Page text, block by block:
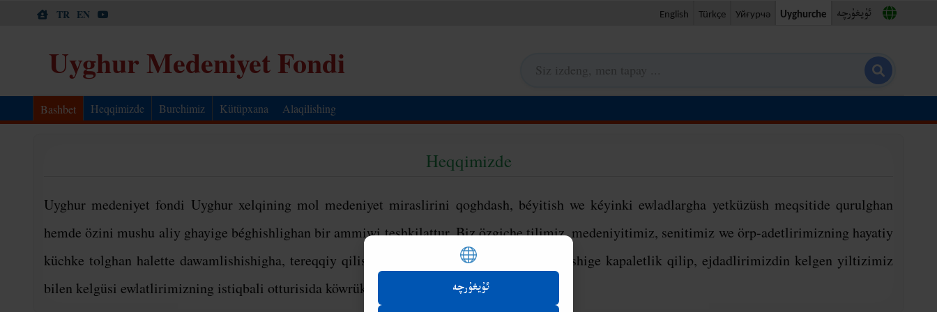
ئۇيغۇرچە Uyghurche
Уйғурчә
Türkçe
English
Uyghur Medeniyet Fondi
Search
for:
Bashbet Heqqimizde Burchimiz Kütüpxana Alaqilishing
Heqqimizde
Uyghur medeniyet fondi Uyghur xelqining mol medeniyet miraslirini qoghdash, béyitish we kéyinki ewladlargha yetküzüsh meqsitide qurulghan
hemde özini mushu aliy ghayige béghishlighan bir ammiwi teshkilattur. Biz özgiche tilimiz, medeniyitimiz, senitimiz we örp-adetlirimizning hayatiy
küchke tolghan halette dawamlishishigha, tereqqiy qilishigha we ewlatlirimizgha yetküzülüshige kapaletlik qilip, ejdadlirimizdin kelgen yiltizimiz
bilen kelgüsi ewlatlirimizning istiqbali otturisida köwrüklük rolini oteshni arzu qilimiz.